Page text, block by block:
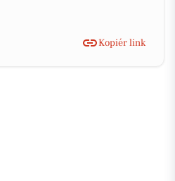
Kopiér link